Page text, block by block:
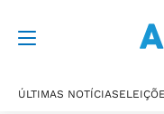
ÚLTIMAS NOTÍCIAS